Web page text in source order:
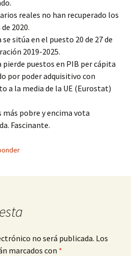
reales no han recuperado los
2020.
se sitúa en el puesto 20 de 27 de
2019-2025.
pierde puestos en PIB per cápita
por poder adquisitivo con
a la media de la UE (Eurostat)
más pobre y encima vota
Fascinante.
no será publicada. Los
marcados con *